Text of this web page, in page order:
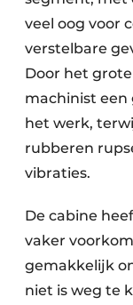
veel oog voor
verstelbare
Door het
machinist een
het werk,
rubberen
vibraties.
De cabine
vaker
gemakkelijk
niet is weg te